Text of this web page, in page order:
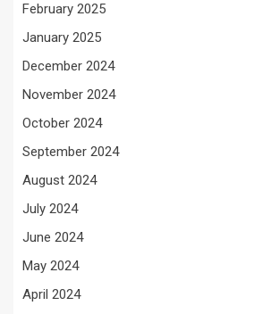
February 2025
January 2025
December 2024
November 2024
October 2024
September 2024
August 2024
July 2024
June 2024
May 2024
April 2024